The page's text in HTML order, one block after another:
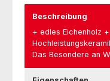
Beschreibung
+ edles Eichenholz
Das Besondere an